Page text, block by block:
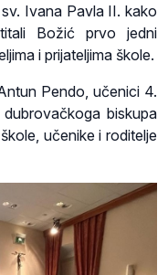
Ivana Pavla II. kako
Božić prvo jedni
i prijateljima škole.
Pendo, učenici 4.
biskupa
učenike i roditelje